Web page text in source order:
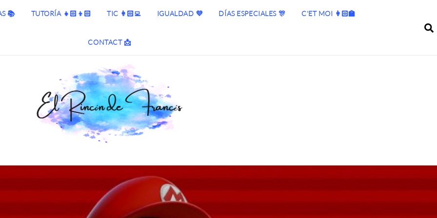
📚 TUTORÍA 👧🏻👦🏻 TIC 👩🏻‍💻 IGUALDAD 💜 DÍAS ESPECIALES 🎊 C’ET MOI 👩🏻‍🏫
CONTACT 📩